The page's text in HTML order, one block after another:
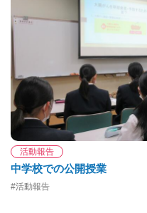
活動報告
中学校での公開授業
#活動報告